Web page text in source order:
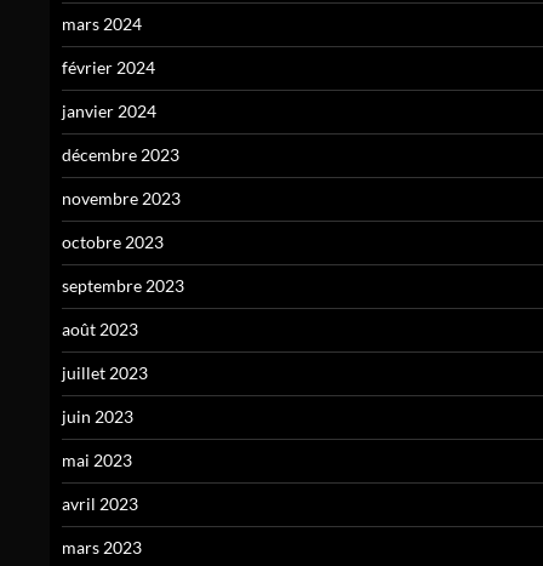
mars 2024
février 2024
janvier 2024
décembre 2023
novembre 2023
octobre 2023
septembre 2023
août 2023
juillet 2023
juin 2023
mai 2023
avril 2023
mars 2023